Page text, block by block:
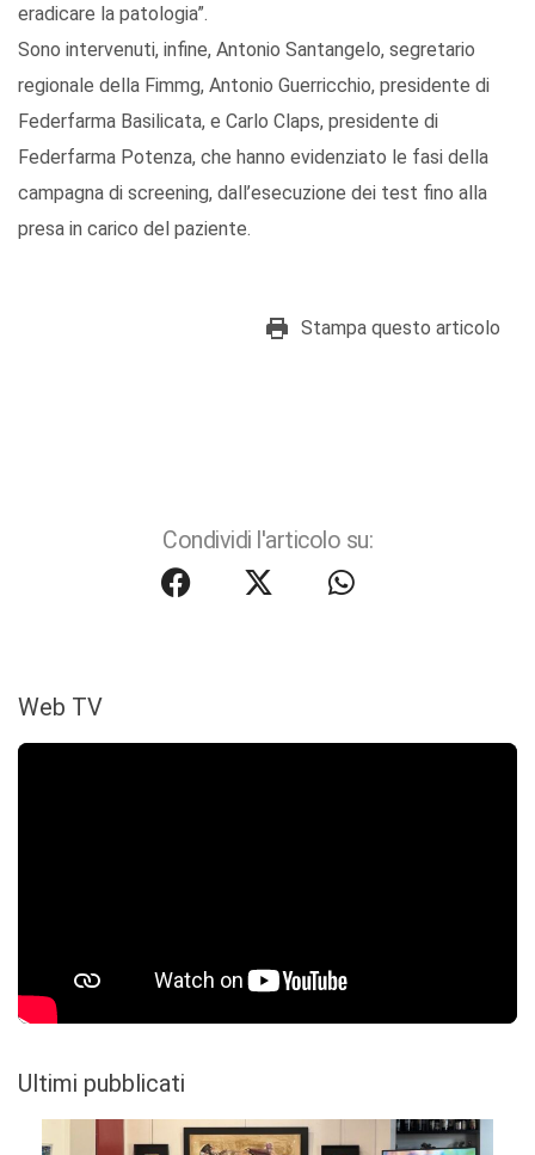
eradicare la patologia”.
Sono intervenuti, infine, Antonio Santangelo, segretario
regionale della Fimmg, Antonio Guerricchio, presidente di
Federfarma Basilicata, e Carlo Claps, presidente di
Federfarma Potenza, che hanno evidenziato le fasi della
campagna di screening, dall’esecuzione dei test fino alla
presa in carico del paziente.
Stampa questo articolo
Condividi l'articolo su:
Web TV
Ultimi pubblicati